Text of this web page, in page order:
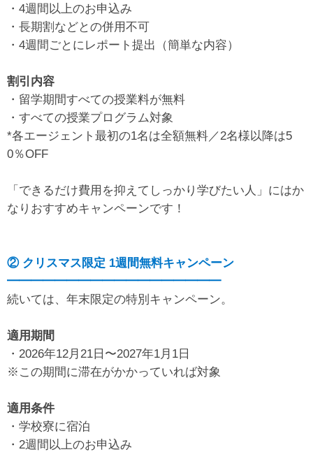
・4週間以上のお申込み
・長期割などとの併用不可
・4週間ごとにレポート提出（簡単な内容）
割引内容
・留学期間すべての授業料が無料
・すべての授業プログラム対象
*各エージェント最初の1名は全額無料／2名様以降は5
0％OFF
「できるだけ費用を抑えてしっかり学びたい人」にはか
なりおすすめキャンペーンです！
② クリスマス限定 1週間無料キャンペーン
━━━━━━━━━━━━━━━━━━
続いては、年末限定の特別キャンペーン。
適用期間
・2026年12月21日〜2027年1月1日
※この期間に滞在がかかっていれば対象
適用条件
・学校寮に宿泊
・2週間以上のお申込み